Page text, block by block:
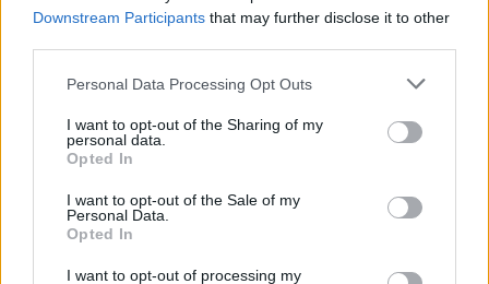
Downstream Participants that may further disclose it to other
Personal Data Processing Opt Outs
I want to opt-out of the Sharing of my
personal data.
Opted In
I want to opt-out of the Sale of my
Personal Data.
Opted In
I want to opt-out of processing my